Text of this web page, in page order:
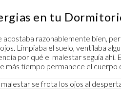
en tu
acostaba razonablemente bien,
Limpiaba el suelo, ventilaba
por qué el malestar seguía ahí.
más tiempo permanece el cuerpo